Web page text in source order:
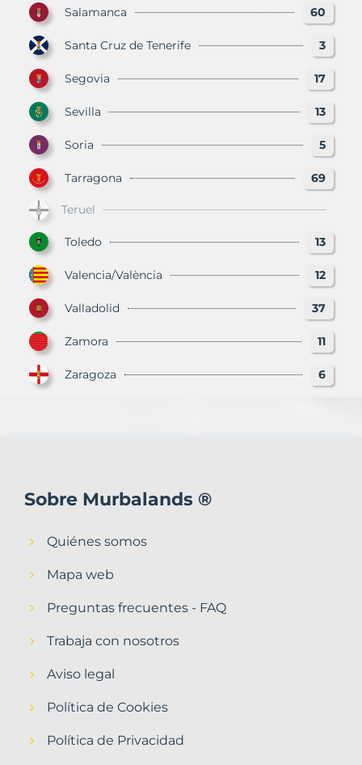
Salamanca 60
Santa Cruz de Tenerife 3
Segovia 17
Sevilla 13
Soria 5
Tarragona 69
Teruel
Toledo 13
Valencia/València 12
Valladolid 37
Zamora 11
Zaragoza 6
Sobre Murbalands ®
Quiénes somos
Mapa web
Preguntas frecuentes - FAQ
Trabaja con nosotros
Aviso legal
Política de Cookies
Política de Privacidad